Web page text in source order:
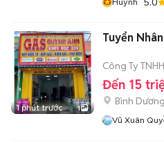
1 phút trước 1
Tuyển
Công Ty
Đến 15
Bình Dương
Vũ Xuân